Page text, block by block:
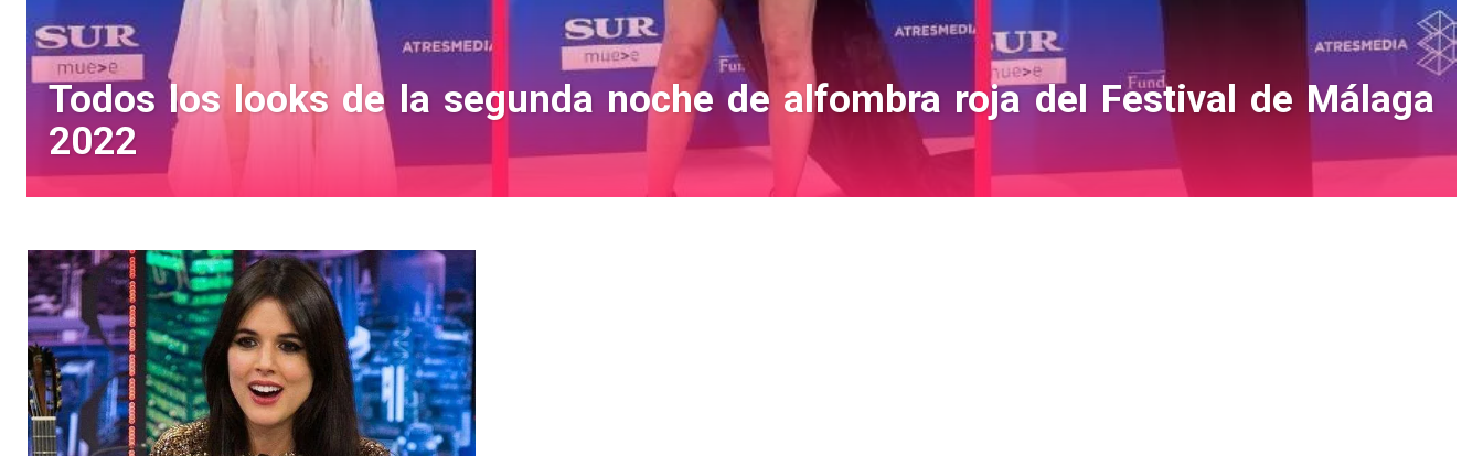
Todos los looks de la segunda noche de alfombra roja del Festival de Málaga
2022